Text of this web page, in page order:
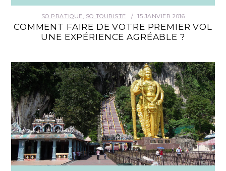
SO PRATIQUE SO TOURISTE 15 JANVIER 2016
COMMENT FAIRE DE VOTRE PREMIER VOL
UNE EXPÉRIENCE AGRÉABLE ?